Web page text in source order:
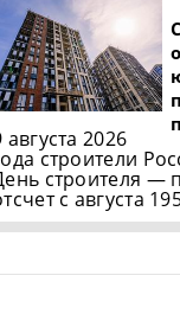
августа 2026
строители
строителя —
с августа